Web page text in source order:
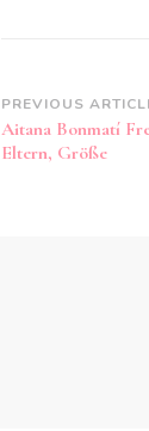
Post
PREVIOUS
Aitana Bonmatí
Eltern, Größe